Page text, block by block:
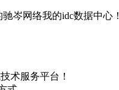
岑网络我的idc数据中心！
术服务平台！